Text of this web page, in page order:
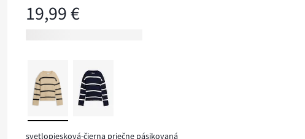
19,99 €
svetlopiesková-čierna priečne pásikovaná